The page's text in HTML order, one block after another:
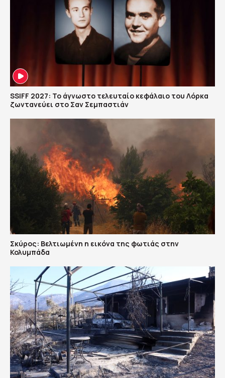
SSIFF 2027: Το άγνωστο τελευταίο κεφάλαιο του Λόρκα
ζωντανεύει στο Σαν Σεμπαστιάν
Σκύρος: Βελτιωμένη η εικόνα της φωτιάς στην
Κολυμπάδα